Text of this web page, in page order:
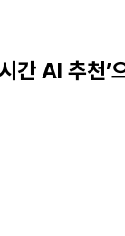
간 AI 추천